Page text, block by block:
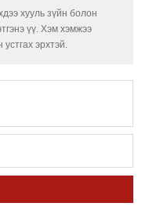
хууль зүйн болон
үү. Хэм хэмжээ
эрхтэй.